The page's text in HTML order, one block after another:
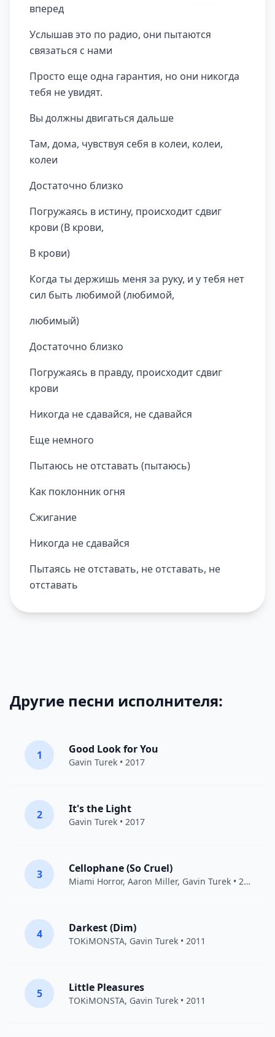
вперед
Услышав это по радио, они пытаются
связаться с нами
Просто еще одна гарантия, но они никогда
тебя не увидят.
Вы должны двигаться дальше
Там, дома, чувствуя себя в колеи, колеи,
колеи
Достаточно близко
Погружаясь в истину, происходит сдвиг
крови (В крови,
В крови)
Когда ты держишь меня за руку, и у тебя нет
сил быть любимой (любимой,
любимый)
Достаточно близко
Погружаясь в правду, происходит сдвиг
крови
Никогда не сдавайся, не сдавайся
Еще немного
Пытаюсь не отставать (пытаюсь)
Как поклонник огня
Сжигание
Никогда не сдавайся
Пытаясь не отставать, не отставать, не
отставать
Другие песни исполнителя:
1 Good Look for You
Gavin Turek • 2017
2 It's the Light
Gavin Turek • 2017
3 Cellophane (So Cruel)
Miami Horror, Aaron Miller, Gavin Turek • 2015
4 Darkest (Dim)
TOKiMONSTA, Gavin Turek • 2011
5 Little Pleasures
TOKiMONSTA, Gavin Turek • 2011